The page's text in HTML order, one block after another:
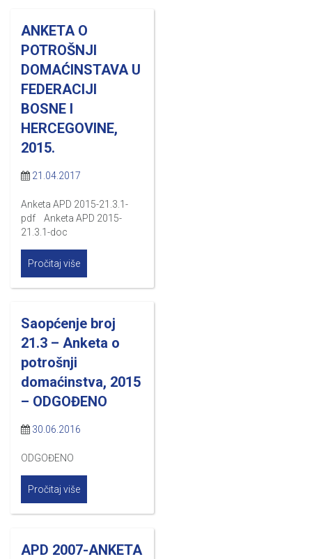
ANKETA O
POTROŠNJI
DOMAĆINSTAVA U
FEDERACIJI
BOSNE I
HERCEGOVINE,
2015.
21.04.2017
Anketa APD 2015-21.3.1-
pdf Anketa APD 2015-
21.3.1-doc
Pročitaj više
Saopćenje broj
21.3 – Anketa o
potrošnji
domaćinstva, 2015
– ODGOĐENO
30.06.2016
ODGOĐENO
Pročitaj više
APD 2007-ANKETA